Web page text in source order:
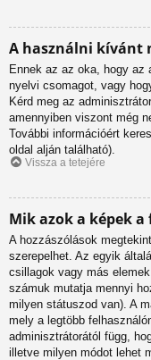
A használni kívánt
Ennek az az oka, hogy az
nyelvi csomagot, vagy
Kérd meg az
amennyiben viszont még
További információért
oldal alján található).
Vissza a tetejére
Mik azok a képek
A hozzászólások
szerepelhet. Az egyik
csillagok vagy más
számuk mutatja mennyi
milyen státuszod van). A
mely a legtöbb
adminisztrátorától függ,
illetve milyen módot lehet